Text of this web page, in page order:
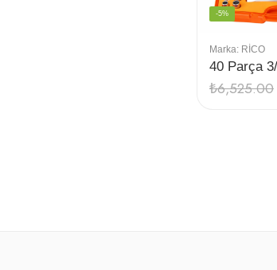
Marka: RİCO
-5%
₺6,525.00